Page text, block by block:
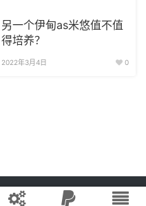
另一个伊甸as米悠值不值
得培养？
2022年3月4日 0
鄂ICP备2022019269号-1 网站地图